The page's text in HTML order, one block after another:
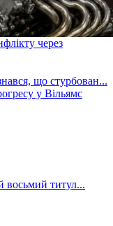
через
у Вільямс